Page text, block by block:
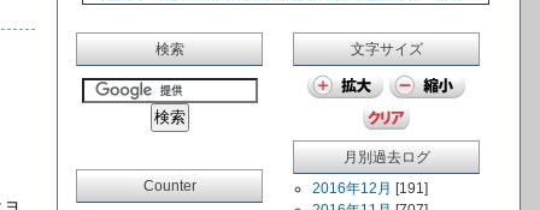
検索
Counter
文字サイズ
月別過去ログ
2016年12月 [191]